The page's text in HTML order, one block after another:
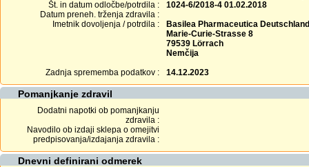
Št. in datum odločbe/potrdila :
1024-6/2018-4 01.02.2018
Datum preneh. trženja zdravila :
Imetnik dovoljenja / potrdila :
Basilea Pharmaceutica
Marie-Curie-Strasse 8
79539 Lörrach
Nemčija
Zadnja sprememba podatkov :
14.12.2023
Pomanjkanje zdravil
Dodatni napotki ob pomanjkanju
zdravila :
Navodilo ob izdaji sklepa o omejitvi
predpisovanja/izdajanja zdravila :
Dnevni definirani odmerek